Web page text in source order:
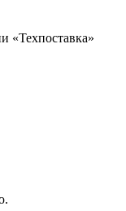
«Техпоставка»